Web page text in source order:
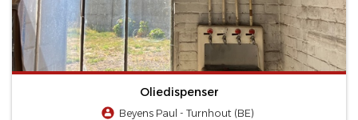
Oliedispenser
Beyens Paul - Turnhout (BE)